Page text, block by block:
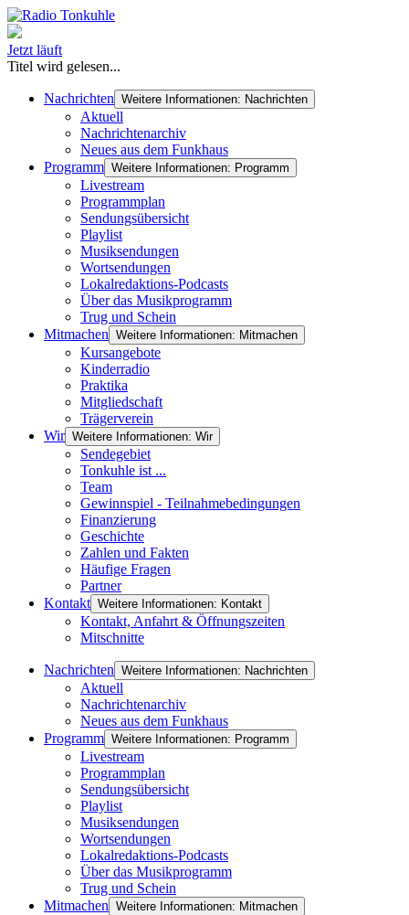
Jetzt läuft
Titel wird gelesen...
Nachrichten Weitere Informationen: Nachrichten
Aktuell
Nachrichtenarchiv
Neues aus dem Funkhaus
Programm Weitere Informationen: Programm
Livestream
Programmplan
Sendungsübersicht
Playlist
Musiksendungen
Wortsendungen
Lokalredaktions-Podcasts
Über das Musikprogramm
Trug und Schein
Mitmachen Weitere Informationen: Mitmachen
Kursangebote
Kinderradio
Praktika
Mitgliedschaft
Trägerverein
Wir Weitere Informationen: Wir
Sendegebiet
Tonkuhle ist ...
Team
Gewinnspiel - Teilnahmebedingungen
Finanzierung
Geschichte
Zahlen und Fakten
Häufige Fragen
Partner
Kontakt Weitere Informationen: Kontakt
Kontakt, Anfahrt & Öffnungszeiten
Mitschnitte
Nachrichten Weitere Informationen: Nachrichten
Aktuell
Nachrichtenarchiv
Neues aus dem Funkhaus
Programm Weitere Informationen: Programm
Livestream
Programmplan
Sendungsübersicht
Playlist
Musiksendungen
Wortsendungen
Lokalredaktions-Podcasts
Über das Musikprogramm
Trug und Schein
Mitmachen Weitere Informationen: Mitmachen